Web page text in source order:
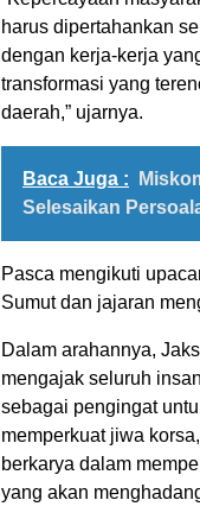
harus dipertahankan
dengan kerja-kerja
transformasi yang
daerah,” ujarnya.
Baca Juga :
Selesaikan
Pasca mengikuti
Sumut dan jajaran
Dalam arahannya,
mengajak seluruh
sebagai pengingat
memperkuat jiwa
berkarya dalam
yang akan